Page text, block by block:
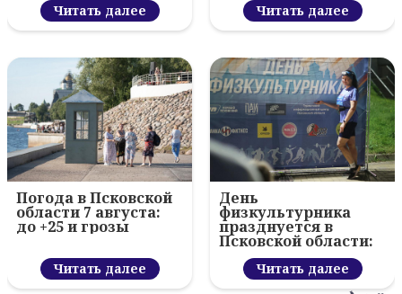
вручил награды
Читать далее проектЧитать далее
Погода в Псковской
области 7 августа:
до +25 и грозы
Читать далее
День
физкультурника
празднуется в
Псковской области:
85 мероприятий,
ночной забег
Читать далее